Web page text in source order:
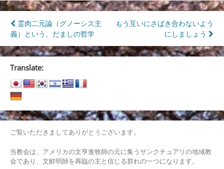
投
稿
ナ
ビ
ゲ
ー
シ
ョ
ン
霊肉二元論（グノーシス主
義）という、だましの哲学
もう互いにさばき合わないよう
にしましょう
Translate:
ご覧いただきましてありがとうございます。
当教会は、アメリカの文亨進牧師の元に集うサンクチュアリの地域教
会であり、文鮮明師を再臨の主と信じる群れの一つになります。